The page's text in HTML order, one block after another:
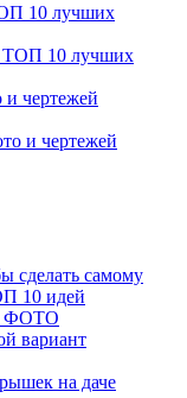
10 лучших
чертежей
сделать самому
10 идей
ФОТО
вариант
на даче